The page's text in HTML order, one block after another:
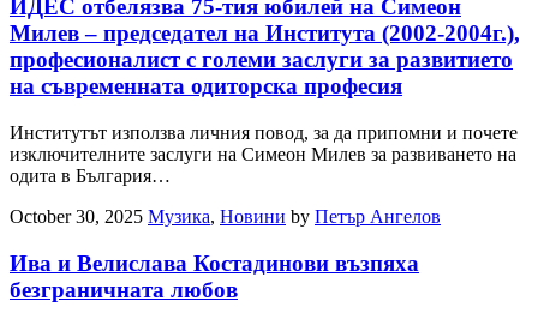
ИДЕС отбелязва 75-тия юбилей на Симеон
Милев – председател на Института (2002-2004г.),
професионалист с големи заслуги за развитието
на съвременната одиторска професия
Институтът използва личния повод, за да припомни и почете
изключителните заслуги на Симеон Милев за развиването на
одита в България…
October 30, 2025 Музика, Новини by Петър Ангелов
Ива и Велислава Костадинови възпяха
безграничната любов